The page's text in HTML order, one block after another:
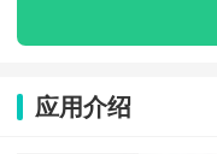
应用介绍